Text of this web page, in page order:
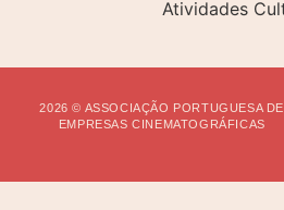
2026 © ASSOCIAÇÃO PORTUGUESA DE
EMPRESAS CINEMATOGRÁFICAS